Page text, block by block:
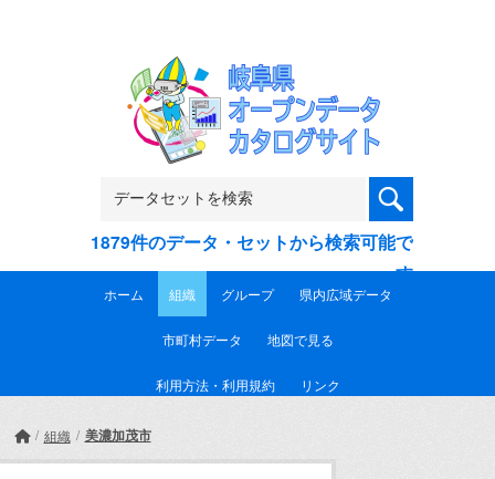
1879件のデータ・セットから検索可能で
す
ホーム 組織 グループ 県内広域データ
市町村データ 地図で見る
利用方法・利用規約 リンク
組織 美濃加茂市